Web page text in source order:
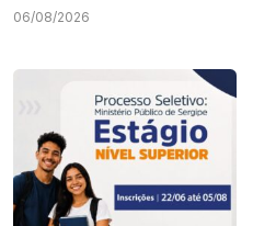
cargas e tráfico de drogas
06/08/2026